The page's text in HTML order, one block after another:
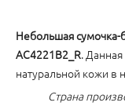
Небольшая сумочка-
AC4221B2_R.
натуральной кожи в
Страна